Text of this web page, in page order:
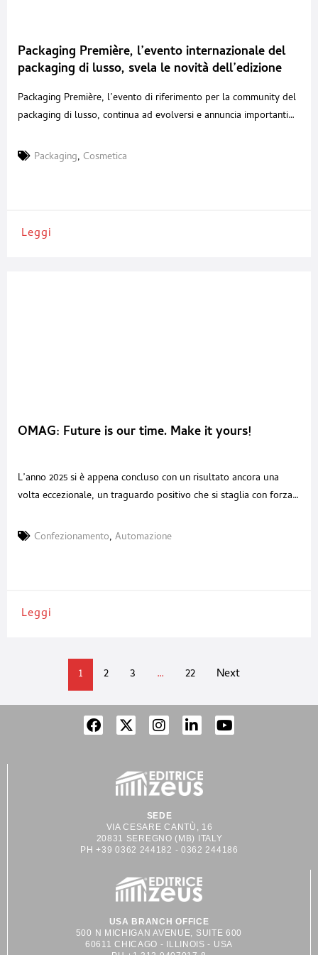
Packaging Première, l’evento internazionale del
packaging di lusso, svela le novità dell’edizione
Packaging Première, l’evento di riferimento per la community del
packaging di lusso, continua ad evolversi e annuncia importanti
maggio negli spazi di Allianz MiCo. L’evento amplia infatti il
Packaging, Cosmetica
Leggi
OMAG: Future is our time. Make it yours!
L’anno 2025 si è appena concluso con un risultato ancora una
volta eccezionale, un traguardo positivo che si staglia con forza
globale, infatti, ha dovuto fare i conti con la dolorosa eredità di
Confezionamento, Automazione
Leggi
1 2 3 … 22 Next
SEDE
VIA CESARE CANTÙ, 16
20831 SEREGNO (MB) ITALY
PH +39 0362 244182 - 0362 244186
USA BRANCH OFFICE
500 N MICHIGAN AVENUE, SUITE 600
60611 CHICAGO - ILLINOIS - USA